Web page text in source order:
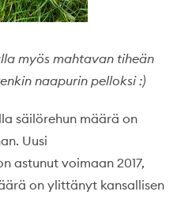
myös mahtavan tiheän
naapurin pelloksi :)
säilörehun määrä on
Uusi
astunut voimaan 2017,
on ylittänyt kansallisen